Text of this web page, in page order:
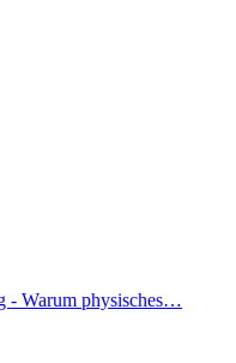
- Warum physisches…